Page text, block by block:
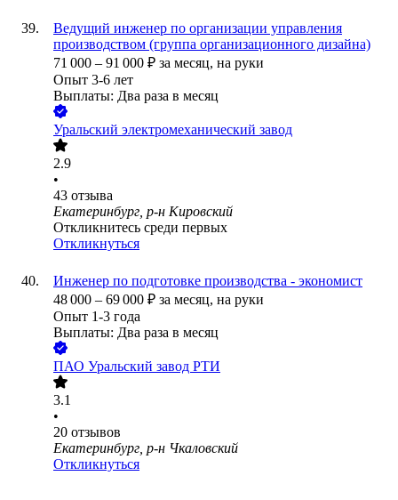
Ведущий инженер по организации управления
производством (группа организационного дизайна)
71 000 – 91 000 ₽ за месяц, на руки
Опыт 3-6 лет
Выплаты: Два раза в месяц
Уральский электромеханический завод
2.9
•
43 отзыва
Екатеринбург, р-н Кировский
Откликнитесь среди первых
Откликнуться
Инженер по подготовке производства - экономист
48 000 – 69 000 ₽ за месяц, на руки
Опыт 1-3 года
Выплаты: Два раза в месяц
ПАО Уральский завод РТИ
3.1
•
20 отзывов
Екатеринбург, р-н Чкаловский
Откликнуться